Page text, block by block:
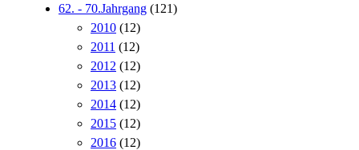
62. - 70.Jahrgang (121)
2010 (12)
2011 (12)
2012 (12)
2013 (12)
2014 (12)
2015 (12)
2016 (12)